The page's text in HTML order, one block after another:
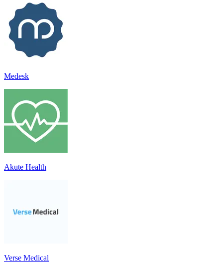
Medesk
Akute Health
Verse Medical